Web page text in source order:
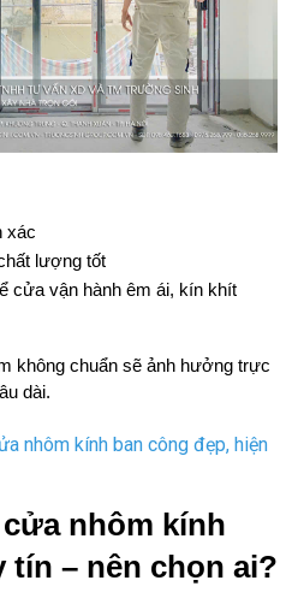
xác
lượng tốt
cửa vận hành êm ái, kín khít
không chuẩn sẽ ảnh hưởng trực
dài.
nhôm kính ban công đẹp, hiện
nhôm kính
tín – nên chọn ai?